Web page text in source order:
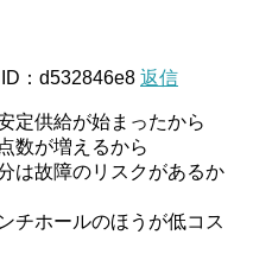
ID：d532846e8 返信
定供給が始まったから
数が増えるから
は故障のリスクがあるか
チホールのほうが低コス